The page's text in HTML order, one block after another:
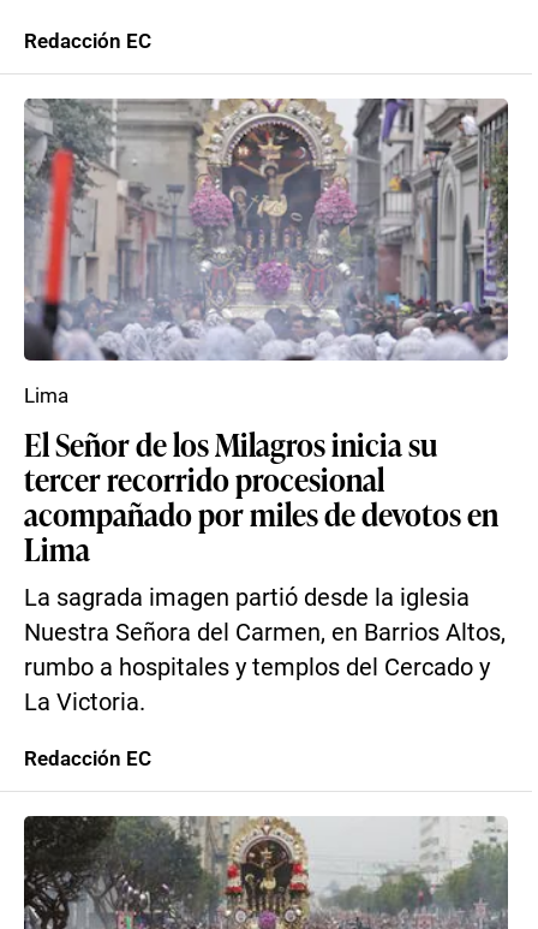
Redacción EC
El Señor de los Milagros inicia su
tercer recorrido procesional
acompañado por miles de devotos en
Lima
La sagrada imagen partió desde la iglesia
Nuestra Señora del Carmen, en Barrios Altos,
rumbo a hospitales y templos del Cercado y
La Victoria.
Lima
Redacción EC